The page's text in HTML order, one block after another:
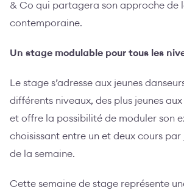
& Co qui partagera son approche de
contemporaine.
Un stage modulable pour tous les
Le stage s’adresse aux jeunes
différents niveaux, des plus jeunes aux
et offre la possibilité de moduler son
choisissant entre un et deux cours
de la semaine.
Cette semaine de stage représente